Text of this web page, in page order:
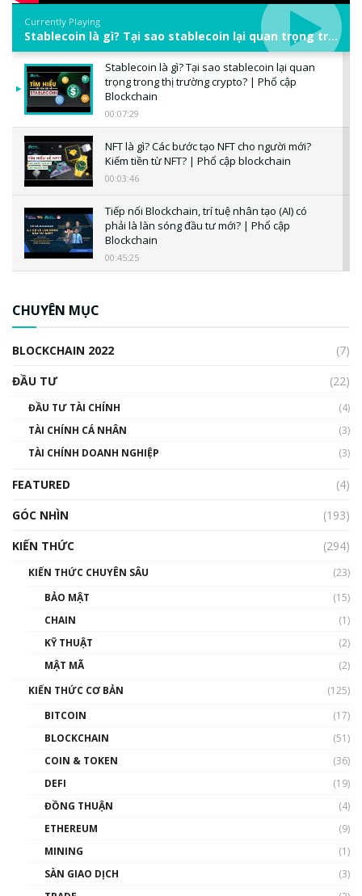
Currently Playing
Stablecoin là gì? Tại sao stablecoin lại quan trọng trong thị trường crypto? | Phổ cập Blockchain
Stablecoin là gì? Tại sao stablecoin lại quan
trọng trong thị trường crypto? | Phổ cập
Blockchain
00:07:29
NFT là gì? Các bước tạo NFT cho người mới?
Kiếm tiền từ NFT? | Phổ cập blockchain
00:03:46
Tiếp nối Blockchain, trí tuệ nhân tạo (AI) có
phải là làn sóng đầu tư mới? | Phổ cập
Blockchain
00:45:25
00:02:14
Nhìn lại năm 2022: Những sự kiện ảnh hưởng
đến hệ sinh thái tiền mã hoá | Phổ cập
00:43:47
như thể nào?
00:39:31
Phổ cập Blockchain
thống & Crypto qua các cuộc chiến | Phổ cập
CHUYÊN MỤC
BLOCKCHAIN 2022
(7)
ĐẦU TƯ
(22)
ĐẦU TƯ TÀI CHÍNH
(4)
TÀI CHÍNH CÁ NHÂN
(3)
TÀI CHÍNH DOANH NGHIỆP
(3)
FEATURED
(4)
GÓC NHÌN
(193)
KIẾN THỨC
(294)
KIẾN THỨC CHUYÊN SÂU
(23)
BẢO MẬT
(15)
CHAIN
(1)
KỸ THUẬT
(2)
MẬT MÃ
(2)
KIẾN THỨC CƠ BẢN
(125)
BITCOIN
(17)
BLOCKCHAIN
(51)
COIN & TOKEN
(36)
DEFI
(19)
ĐỒNG THUẬN
(4)
ETHEREUM
(9)
MINING
(1)
SÀN GIAO DỊCH
(3)